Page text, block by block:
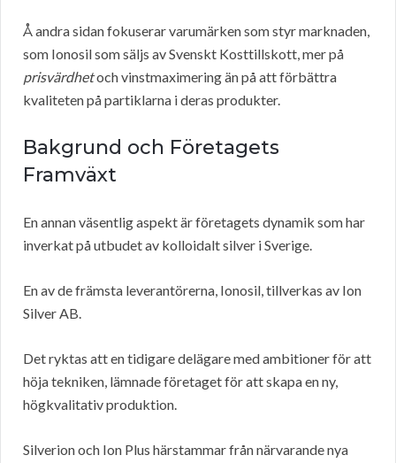
Å andra sidan fokuserar varumärken som styr marknaden,
som Ionosil som säljs av Svenskt Kosttillskott, mer på
prisvärdhetoch vinstmaximering än på att förbättra
kvaliteten på partiklarna i deras produkter.
Bakgrund och Företagets
Framväxt
En annan väsentlig aspekt är företagets dynamik som har
inverkat på utbudet av kolloidalt silver i Sverige.
En av de främsta leverantörerna, Ionosil, tillverkas av Ion
Silver AB.
Det ryktas att en tidigare delägare med ambitioner för att
höja tekniken, lämnade företaget för att skapa en ny,
högkvalitativ produktion.
Silverion och Ion Plus härstammar från närvarande nya